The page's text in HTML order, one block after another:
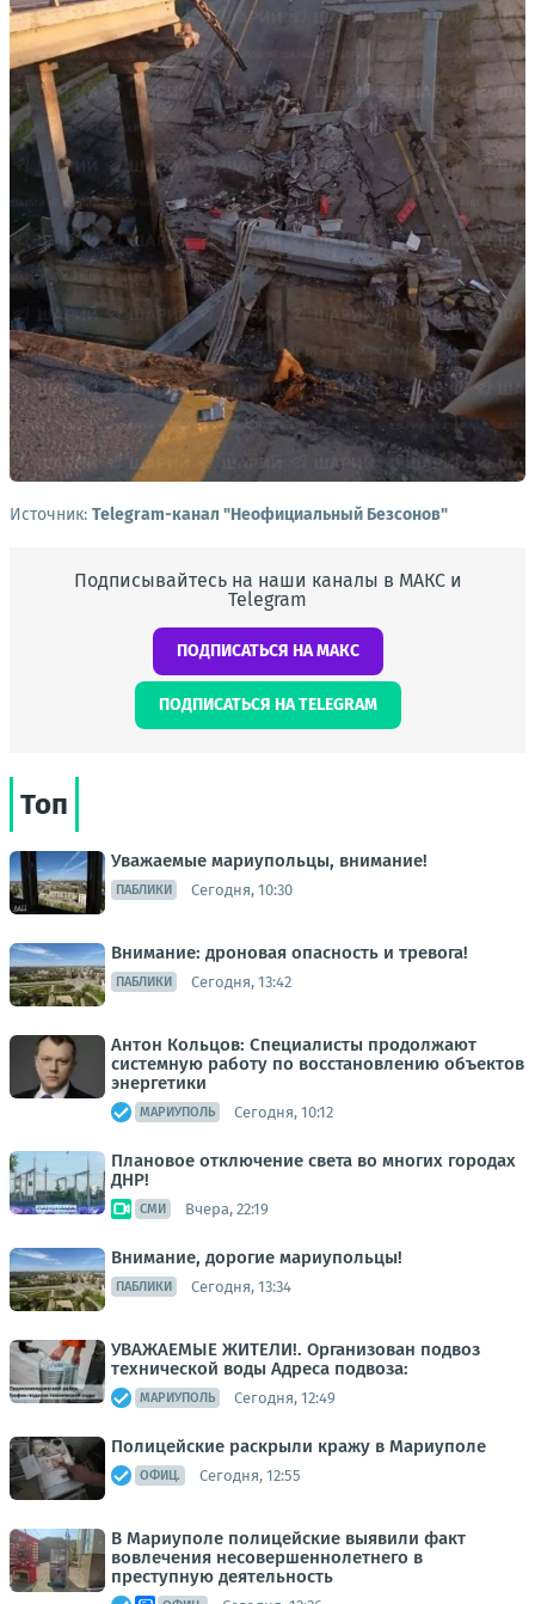
Источник: Telegram-канал "Неофициальный Безсонов"
Подписывайтесь на наши каналы в МАКС и
Telegram
ПОДПИСАТЬСЯ НА МАКС
ПОДПИСАТЬСЯ НА TELEGRAM
Топ
Уважаемые мариупольцы, внимание!
ПАБЛИКИ Сегодня, 10:30
Внимание: дроновая опасность и тревога!
ПАБЛИКИ Сегодня, 13:42
Антон Кольцов: Специалисты продолжают
системную работу по восстановлению объектов
энергетики
МАРИУПОЛЬ Сегодня, 10:12
Плановое отключение света во многих городах
ДНР!
СМИ Вчера, 22:19
Внимание, дорогие мариупольцы!
ПАБЛИКИ Сегодня, 13:34
УВАЖАЕМЫЕ ЖИТЕЛИ!. Организован подвоз
технической воды Адреса подвоза:
МАРИУПОЛЬ Сегодня, 12:49
Полицейские раскрыли кражу в Мариуполе
ОФИЦ. Сегодня, 12:55
В Мариуполе полицейские выявили факт
вовлечения несовершеннолетнего в
преступную деятельность